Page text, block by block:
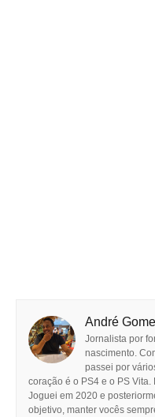
André
Jornalista por
nascimento.
passei por
coração é o PS4 e o PS
Joguei em 2020 e
objetivo, manter vocês